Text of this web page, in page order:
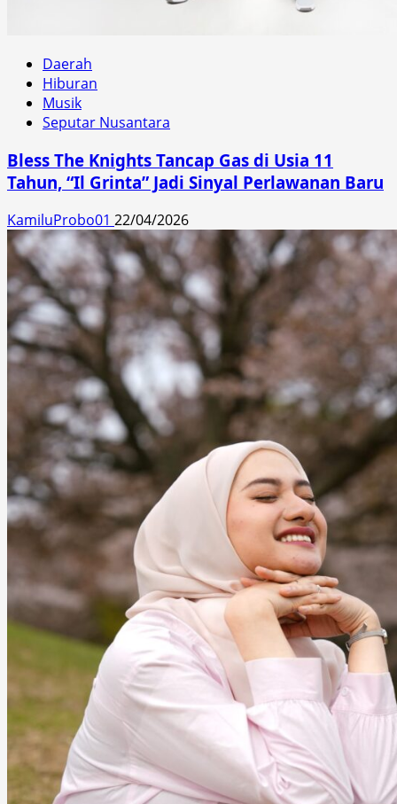
Daerah
Hiburan
Musik
Seputar Nusantara
Bless The Knights Tancap Gas di Usia 11
Tahun, “Il Grinta” Jadi Sinyal Perlawanan Baru
KamiluProbo01 22/04/2026